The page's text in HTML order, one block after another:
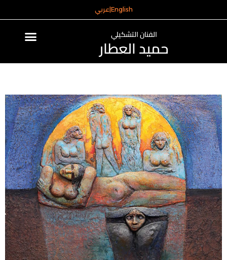
عربي| English
الفنان التشكيلي
حميد العطار